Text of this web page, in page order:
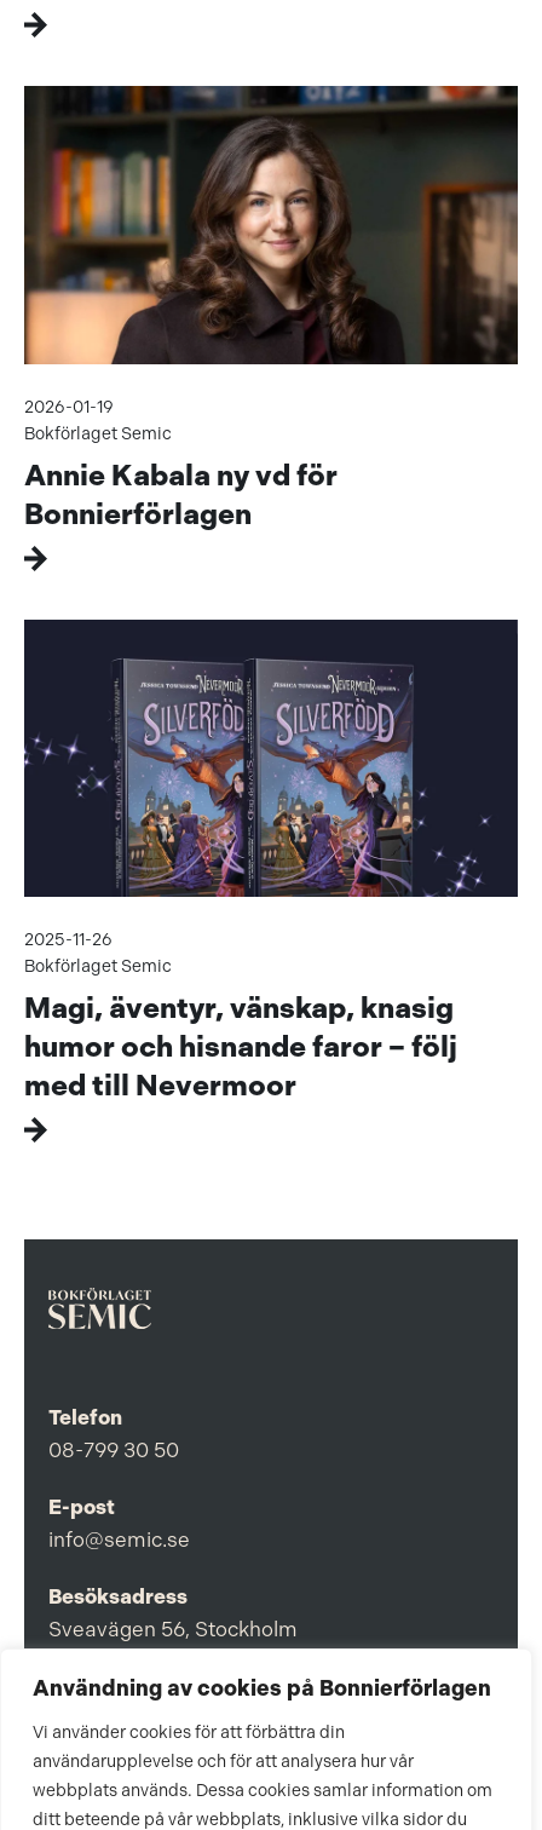
Användning av cookies på Bonnierförlagen
Vi använder cookies för att förbättra din
användarupplevelse och för att analysera hur vår
webbplats används. Dessa cookies samlar information om
ditt beteende på vår webbplats, inklusive vilka sidor du
2026-01-19
Bokförlaget Semic
Annie Kabala ny vd för
Bonnierförlagen
2025-11-26
Bokförlaget Semic
Magi, äventyr, vänskap, knasig
humor och hisnande faror – följ
med till Nevermoor
Telefon
08-799 30 50
E-post
info@semic.se
Besöksadress
Sveavägen 56, Stockholm
Postadress
Box 3159, 103 63 Stockholm